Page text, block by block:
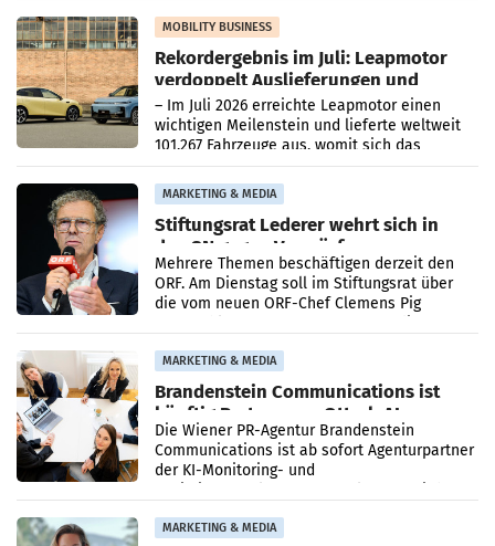
Bundeswettbewerbsbehörde und der
Bundeskartellanwalt
MOBILITY BUSINESS
Rekordergebnis im Juli: Leapmotor
verdoppelt Auslieferungen und
überschreitet die 100.000er-Marke
– Im Juli 2026 erreichte Leapmotor einen
wichtigen Meilenstein und lieferte weltweit
101.267 Fahrzeuge aus, womit sich das
Ergebnis gegenüber Juli 2025 mehr als
verdoppelte (+102
MARKETING & MEDIA
Stiftungsrat Lederer wehrt sich in
den SN gegen Vorwürfe
Mehrere Themen beschäftigen derzeit den
ORF. Am Dienstag soll im Stiftungsrat über
die vom neuen ORF-Chef Clemens Pig
MARKETING & MEDIA
Brandenstein Communications ist
künftig Partner von OtterlyAI
Die Wiener PR-Agentur Brandenstein
Communications ist ab sofort Agenturpartner
der KI-Monitoring- und
MARKETING & MEDIA